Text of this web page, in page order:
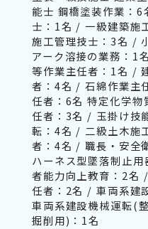
能士 鋼橋塗装作業：
士：1名 / 一級建築施
施工管理技士：3名 /
アーク溶接の業務：1
等作業主任者：1名 /
者：4名 / 石綿作業主
任者：6名 特定化学物
任者：3名 / 玉掛け技
転：4名 / 二級土木施
者：4名 / 職長・安全
ハーネス型墜落制止
者能力向上教育：2名
任者：2名 / 車両系建
車両系建設機械運転(
掘削用)：1名